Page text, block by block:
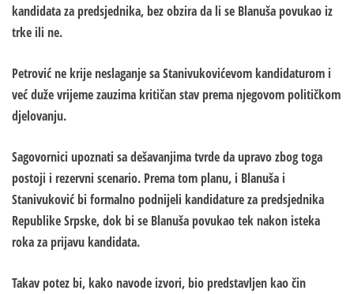
kandidata za predsjednika, bez obzira da li se Blanuša povukao iz
trke ili ne.
Petrović ne krije neslaganje sa Stanivukovićevom kandidaturom i
već duže vrijeme zauzima kritičan stav prema njegovom političkom
djelovanju.
Sagovornici upoznati sa dešavanjima tvrde da upravo zbog toga
postoji i rezervni scenario. Prema tom planu, i Blanuša i
Stanivuković bi formalno podnijeli kandidature za predsjednika
Republike Srpske, dok bi se Blanuša povukao tek nakon isteka
roka za prijavu kandidata.
Takav potez bi, kako navode izvori, bio predstavljen kao čin